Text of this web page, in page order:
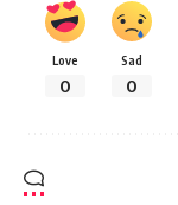
Love
0
Sad
0